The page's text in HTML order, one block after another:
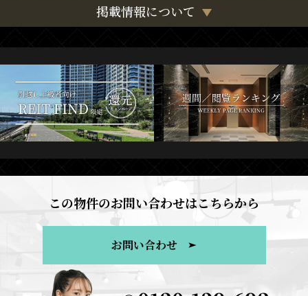
掲載情報について
この物件のお問い合わせはこちらから
お問い合わせ